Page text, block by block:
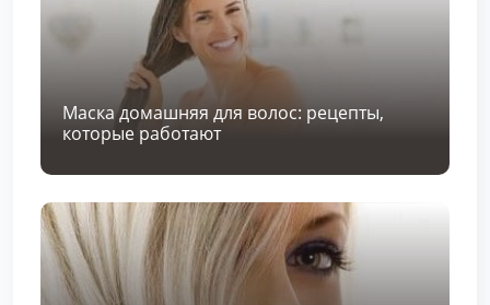
Маска домашняя для волос: рецепты,
которые работают